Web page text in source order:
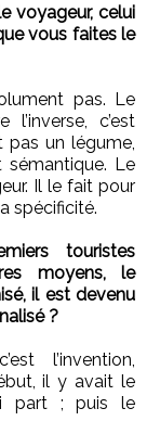
voyageur, celui
vous faites le
pas. Le
c’est
pas un légume,
sémantique. Le
Il le fait pour
spécificité.
touristes
moyens, le
il est devenu
?
l’invention,
il y avait le
part ; puis le